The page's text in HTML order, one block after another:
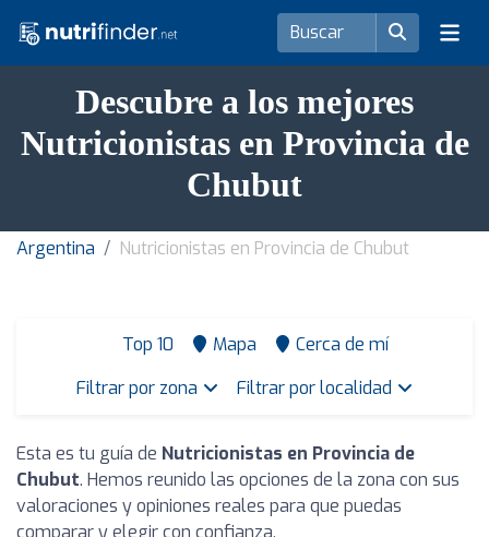
Descubre a los mejores
Nutricionistas en Provincia de
Chubut
Argentina Nutricionistas en Provincia de Chubut
Top 10 Mapa
Cerca de mí
Filtrar por zona
Filtrar por localidad
Esta es tu guía de Nutricionistas en Provincia de
Chubut. Hemos reunido las opciones de la zona con sus
valoraciones y opiniones reales para que puedas
comparar y elegir con confianza.